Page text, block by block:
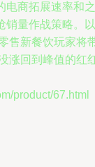
商拓展速率和之
销量作战策略。以
售新餐饮玩家将
涨回到峰值的红
product/67.html